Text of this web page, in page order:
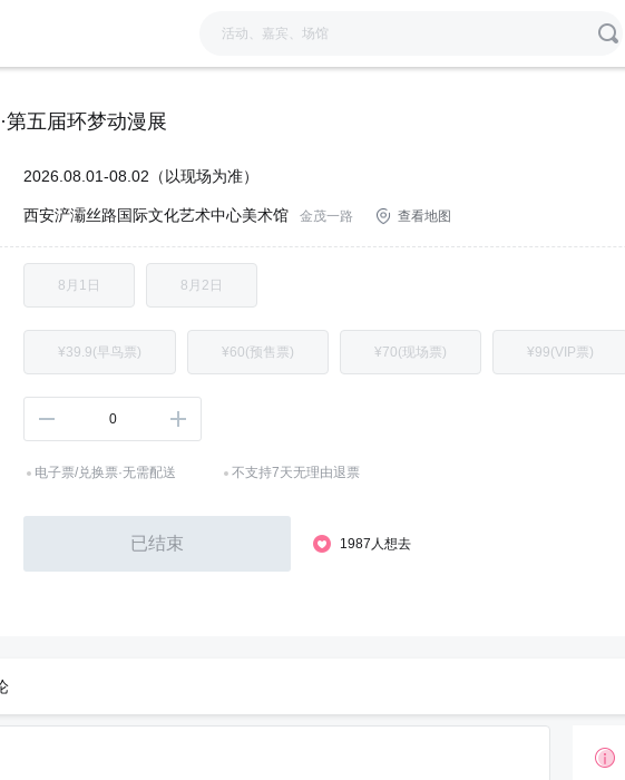
第五届环梦动漫展
2026.08.01-08.02（以现场为准）
西安浐灞丝路国际文化艺术中心美术馆 金茂一路 查看地图
8月1日 8月2日
¥39.9(早鸟票) ¥60(预售票) ¥70(现场票) ¥99(VIP票)
0
电子票/兑换票·无需配送 不支持7天无理由退票
已结束 1987人想去